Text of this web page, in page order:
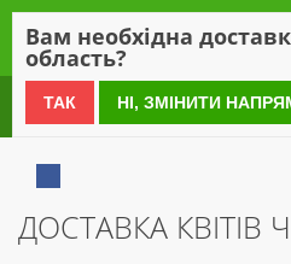
0 800 21 54 55
ДОСТАВКА
Вам необхідна
область?
ТАК НІ, ЗМІНИТИ